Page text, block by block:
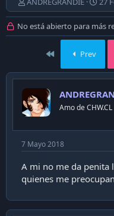
m
p
e
l
t
e
m
a
e
c
h
p
b
l
c
c
i
ó
n
No está abierto para más
First Prev
Amo de CHW.CL
7 Mayo 2018
A mi no me da penita
quienes me